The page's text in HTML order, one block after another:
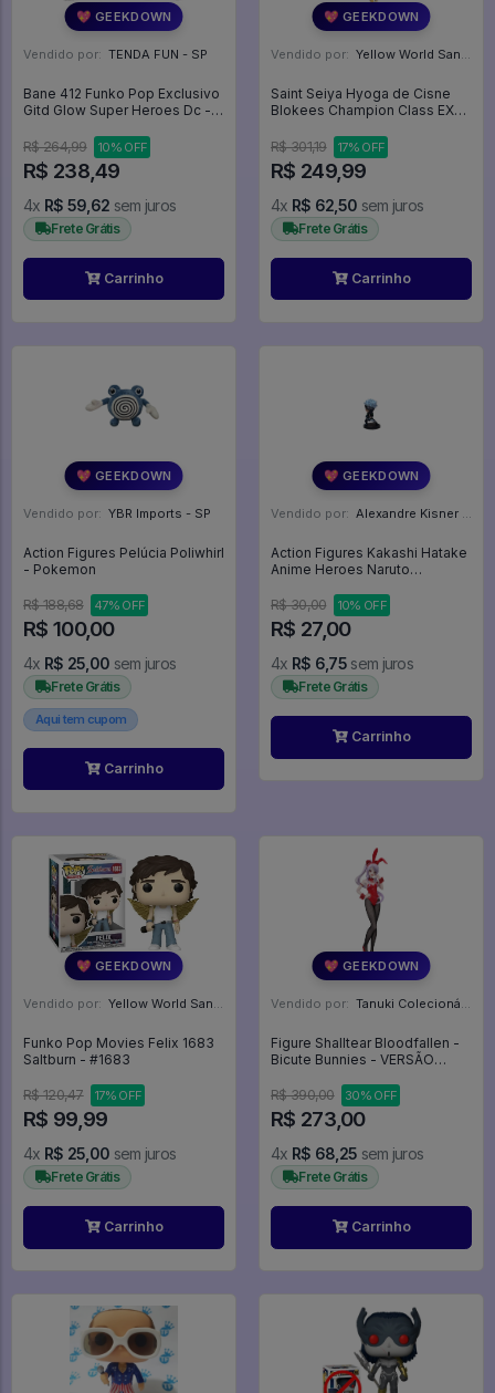
💖 GEEKDOWN
Vendido por: TENDA FUN - SP
Bane 412 Funko Pop Exclusivo
Gitd Glow Super Heroes Dc -
Funko Pop - #412 - FUNKO
POP #412
R$ 264,99 10% OFF
R$ 238,49
4x R$ 59,62 sem juros
Frete Grátis
Carrinho
💖 GEEKDOWN
Vendido por: Yellow World Santos - SP
Saint Seiya Hyoga de Cisne
Blokees Champion Class EX
Zodiaco Model Kit Articulado -
R$ 301,19 17% OFF
R$ 249,99
4x R$ 62,50 sem juros
Frete Grátis
Carrinho
💖 GEEKDOWN
Vendido por: YBR Imports - SP
Action Figures Pelúcia Poliwhirl
- Pokemon
R$ 188,68 47% OFF
R$ 100,00
4x R$ 25,00 sem juros
Frete Grátis
Aqui tem cupom
Carrinho
💖 GEEKDOWN
Vendido por: Alexandre Kisner - PR
Action Figures Kakashi Hatake
Anime Heroes Naruto
Naruto Shippuden
R$ 30,00 10% OFF
R$ 27,00
4x R$ 6,75 sem juros
Frete Grátis
Carrinho
💖 GEEKDOWN
Vendido por: Yellow World Santos - SP
Funko Pop Movies Felix 1683
Saltburn - #1683
R$ 120,47 17% OFF
R$ 99,99
4x R$ 25,00 sem juros
Frete Grátis
Carrinho
💖 GEEKDOWN
Vendido por: Tanuki Colecionáveis - SP
Figure Shalltear Bloodfallen -
Bicute Bunnies - VERSÃO
R$ 390,00
30% OFF
R$ 273,00
4x R$ 68,25 sem juros
Frete Grátis
Carrinho